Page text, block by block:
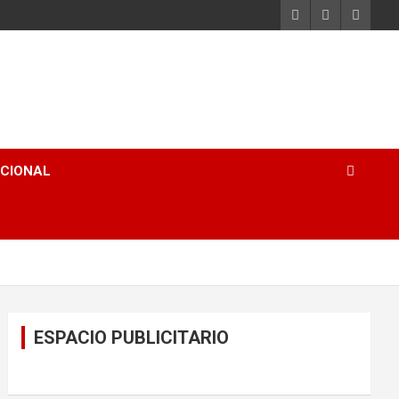
ESPACIO PUBLICITARIO